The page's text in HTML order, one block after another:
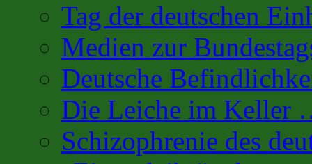
Tag der deutschen
Medien zur
Deutsche
Die Leiche im Keller
Schizophrenie des